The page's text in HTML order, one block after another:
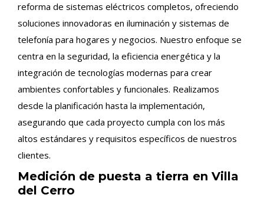
reforma de sistemas eléctricos completos, ofreciendo
soluciones innovadoras en iluminación y sistemas de
telefonía para hogares y negocios. Nuestro enfoque se
centra en la seguridad, la eficiencia energética y la
integración de tecnologías modernas para crear
ambientes confortables y funcionales. Realizamos
desde la planificación hasta la implementación,
asegurando que cada proyecto cumpla con los más
altos estándares y requisitos específicos de nuestros
clientes.
Medición de puesta a tierra en Villa
del Cerro